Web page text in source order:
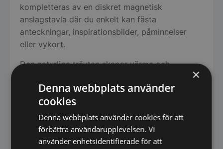
kompletteras av en diskret magnetisk
anslagstavla där du enkelt kan fästa
anteckningar, inspirationsbilder, påminnelser
eller vykort.
Den naturliga träytan skapar värme och
karaktär, medan kombinationen av spegel och
anslagstavla gör produkten lika praktisk som
dekorativ. Perfekt för hemmakontoret, hallen,
köket eller vardagsrummet där du vill samla
vardagens idéer och samtidigt tillföra en stilfull
inredningsdetalj.
×
Denna webbplats använder
cookies
Denna webbplats använder cookies för att
förbättra användarupplevelsen. Vi
använder enhetsidentifierade för att